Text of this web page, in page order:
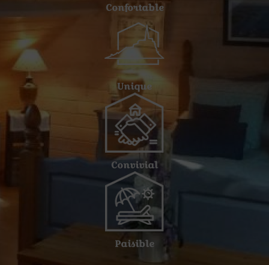
Confortable
Unique
Convivial
Paisible